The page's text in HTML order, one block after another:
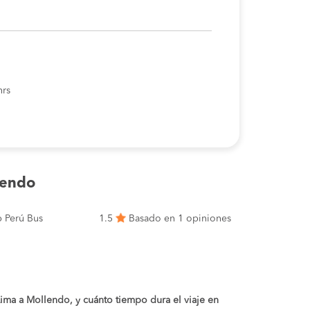
Perú Bus 1.5 Basado en 1 opiniones
a Mollendo, y cuánto tiempo dura el viaje en